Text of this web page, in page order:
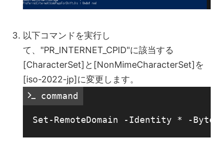
以下コマンドを実行し
て、"PR_INTERNET_CPID"に該当する
[CharacterSet]と[NonMimeCharacterSet]を
[iso-2022-jp]に変更します。
command